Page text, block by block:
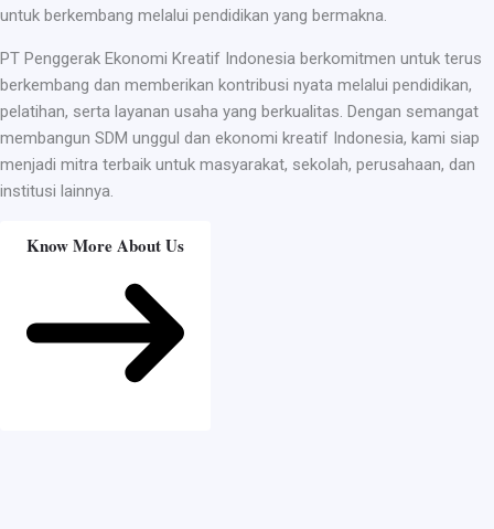
untuk berkembang melalui pendidikan yang bermakna.
PT Penggerak Ekonomi Kreatif Indonesia berkomitmen untuk terus
berkembang dan memberikan kontribusi nyata melalui pendidikan,
pelatihan, serta layanan usaha yang berkualitas. Dengan semangat
membangun SDM unggul dan ekonomi kreatif Indonesia, kami siap
menjadi mitra terbaik untuk masyarakat, sekolah, perusahaan, dan
institusi lainnya.
Know More About Us